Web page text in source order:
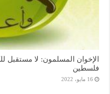
الإخوان المسلمون: لا مستقبل
فلسطين
16 مايو، 2022